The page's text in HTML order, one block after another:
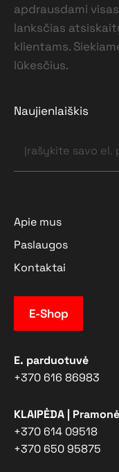
apdrausdami
lanksčias
klientams.
lūkesčius.
Naujienlaiškis
Apie mus
Paslaugos
Kontaktai
E-Shop
E. parduotuvė
+370 616 86983
KLAIPĖDA |
+370 614 09518
+370 650 95875